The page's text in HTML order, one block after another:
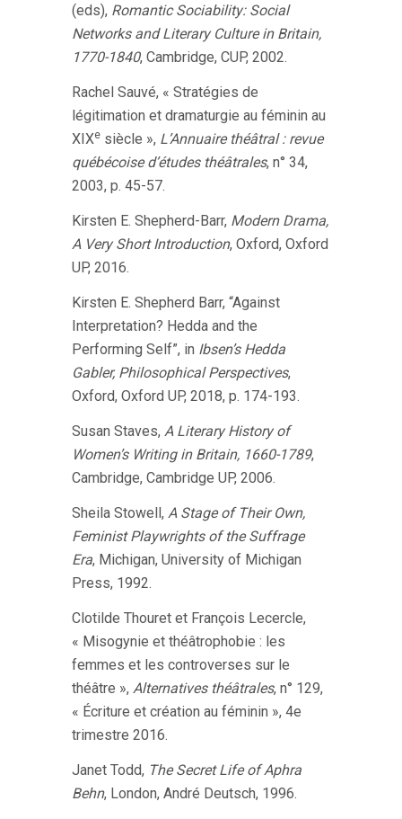
(eds), Romantic Sociability: Social
Networks and Literary Culture in Britain,
1770-1840, Cambridge, CUP, 2002.
Rachel Sauvé, « Stratégies de
légitimation et dramaturgie au féminin au
XIXe siècle », L’Annuaire théâtral : revue
québécoise d’études théâtrales, n° 34,
2003, p. 45-57.
Kirsten E. Shepherd-Barr, Modern Drama,
A Very Short Introduction, Oxford, Oxford
UP, 2016.
Kirsten E. Shepherd Barr, “Against
Interpretation? Hedda and the
Performing Self”, in Ibsen’s Hedda
Gabler, Philosophical Perspectives,
Oxford, Oxford UP, 2018, p. 174-193.
Susan Staves, A Literary History of
Women’s Writing in Britain, 1660-1789,
Cambridge, Cambridge UP, 2006.
Sheila Stowell, A Stage of Their Own,
Feminist Playwrights of the Suffrage
Era, Michigan, University of Michigan
Press, 1992.
Clotilde Thouret et François Lecercle,
« Misogynie et théâtrophobie : les
femmes et les controverses sur le
théâtre », Alternatives théâtrales, n° 129,
« Écriture et création au féminin », 4e
trimestre 2016.
Janet Todd, The Secret Life of Aphra
Behn, London, André Deutsch, 1996.